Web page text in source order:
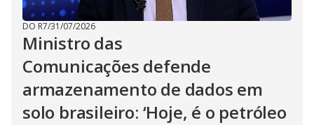
DO R7/31/07/2026
Ministro das
Comunicações defende
armazenamento de dados em
solo brasileiro: ‘Hoje, é o petróleo